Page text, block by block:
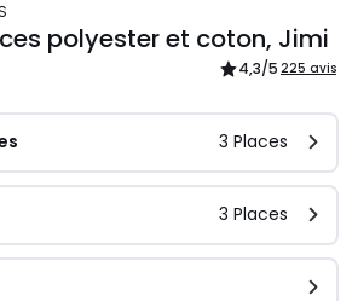
polyester et coton, Jimi
4,3/5 225 avis
3 Places
3 Places